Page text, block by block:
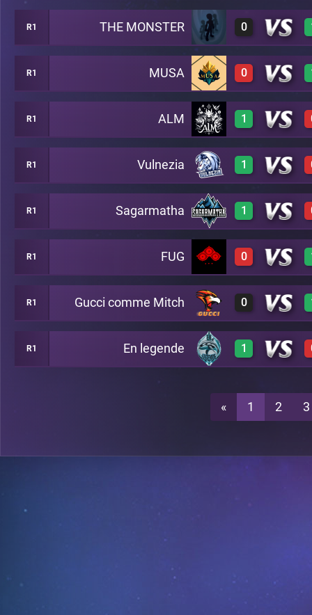
0 A19
R1 THE MONSTER 0
0 A19
R1 MUSA 0
0 A19
R1 ALM 1
1 A19
R1 Vulnezia 1
1 A19
R1 Sagarmatha 1
1 A19
R1 FUG 0
0 A19
R1 Gucci comme Mitch 0
0 A19
R1 En legende 1
A19
« 1 2 3